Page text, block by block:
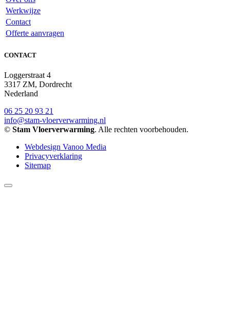
Werkwijze
Contact
Offerte aanvragen
CONTACT
Loggerstraat 4
3317 ZM, Dordrecht
Nederland
06 25 20 93 21
info@stam-vloerverwarming.nl
© Stam Vloerverwarming. Alle rechten voorbehouden.
Webdesign Vanoo Media
Privacyverklaring
Sitemap